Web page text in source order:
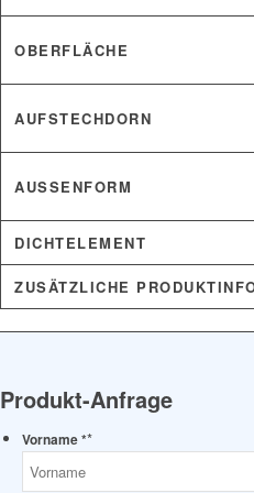
OBERFLÄCHE
AUFSTECHDORN
AUSSENFORM
DICHTELEMENT
ZUSÄTZLICHE
Produkt-Anfrage
Vorname **